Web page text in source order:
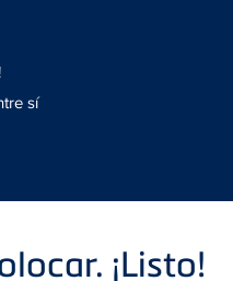
sí
¡Listo!